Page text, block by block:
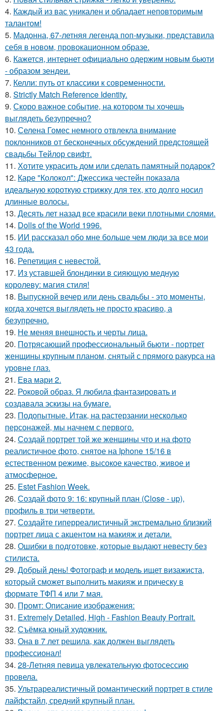
4. Каждый из вас уникален и обладает неповторимым
талантом!
5. Мадонна, 67-летняя легенда поп-музыки, представила
себя в новом, провокационном образе.
6. Кажется, интернет официально одержим новым бьюти
- образом зендеи.
7. Келли: путь от классики к современности.
8. Strictly Match Reference Identity.
9. Скоро важное событие, на котором ты хочешь
выглядеть безупречно?
10. Селена Гомес немного отвлекла внимание
поклонников от бесконечных обсуждений предстоящей
свадьбы Тейлор свифт.
11. Хотите украсить дом или сделать памятный подарок?
12. Каре "Колокол": Джессика честейн показала
идеальную короткую стрижку для тех, кто долго носил
длинные волосы.
13. Десять лет назад все красили веки плотными слоями.
14. Dolls of the World 1996.
15. ИИ рассказал обо мне больше чем люди за все мои
43 года.
16. Репетиция с невестой.
17. Из уставшей блондинки в сияющую медную
королеву: магия стиля!
18. Выпускной вечер или день свадьбы - это моменты,
когда хочется выглядеть не просто красиво, а
безупречно.
19. Не меняя внешность и черты лица.
20. Потрясающий профессиональный бьюти - портрет
женщины крупным планом, снятый с прямого ракурса на
уровне глаз.
21. Ева мари 2.
22. Роковой образ. Я любила фантазировать и
создавала эскизы на бумаге.
23. Подопытные. Итак, на растерзании несколько
персонажей, мы начнем с первого.
24. Создай портрет той же женщины что и на фото
реалистичное фото, снятое на Iphone 15/16 в
естественном режиме, высокое качество, живое и
атмосферное.
25. Estet Fashion Week.
26. Создай фото 9: 16: крупный план (Close - up),
профиль в три четверти.
27. Создайте гиперреалистичный экстремально близкий
портрет лица с акцентом на макияж и детали.
28. Ошибки в подготовке, которые выдают невесту без
стилиста.
29. Добрый день! Фотограф и модель ищет визажиста,
который сможет выполнить макияж и прическу в
формате ТФП 4 или 7 мая.
30. Промт: Описание изображения:
31. Extremely Detailed, High - Fashion Beauty Portrait.
32. Съёмка юный художник.
33. Она в 7 лет решила, как должен выглядеть
профессионал!
34. 28-Летняя певица увлекательную фотосессию
провела.
35. Ультрареалистичный романтический портрет в стиле
лайфстайл, средний крупный план.